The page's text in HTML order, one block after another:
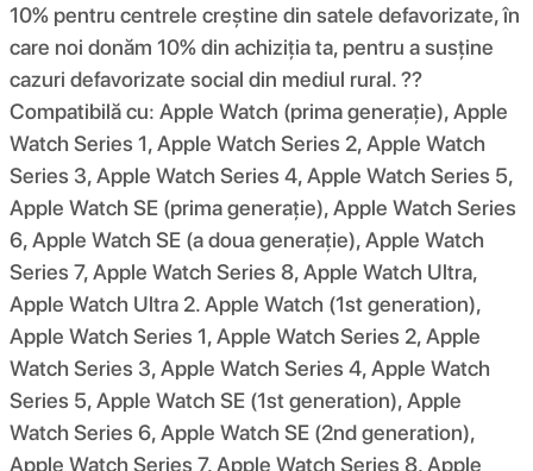
10% pentru centrele creștine din satele defavorizate, în
care noi donăm 10% din achiziția ta, pentru a susține
cazuri defavorizate social din mediul rural. ??
Compatibilă cu: Apple Watch (prima generație), Apple
Watch Series 1, Apple Watch Series 2, Apple Watch
Series 3, Apple Watch Series 4, Apple Watch Series 5,
Apple Watch SE (prima generație), Apple Watch Series
6, Apple Watch SE (a doua generație), Apple Watch
Series 7, Apple Watch Series 8, Apple Watch Ultra,
Apple Watch Ultra 2. Apple Watch (1st generation),
Apple Watch Series 1, Apple Watch Series 2, Apple
Watch Series 3, Apple Watch Series 4, Apple Watch
Series 5, Apple Watch SE (1st generation), Apple
Watch Series 6, Apple Watch SE (2nd generation),
Apple Watch Series 7, Apple Watch Series 8, Apple